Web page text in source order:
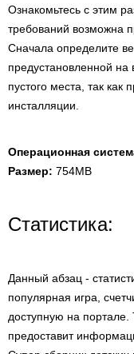
Ознакомьтесь с этим
требований возможна
Сначала определите
предустановленной
пустого места, так как
инсталляции.
Операционная
Размер: 754MB
Статистика:
Данный абзац -
популярная игра,
доступную на портале.
предоставит